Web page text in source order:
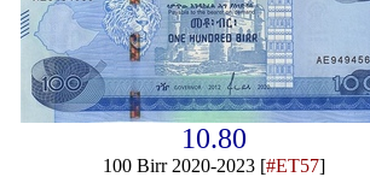
10.80
100 Birr 2020-2023 [#ET57]